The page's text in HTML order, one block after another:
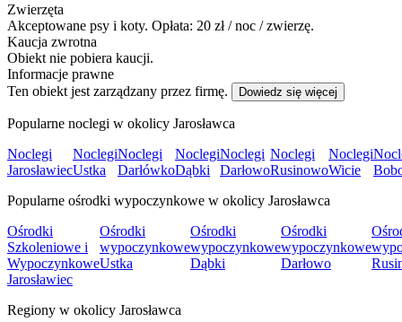
Zwierzęta
Akceptowane psy i koty. Opłata: 20 zł / noc / zwierzę.
Kaucja zwrotna
Obiekt nie pobiera kaucji.
Informacje prawne
Ten obiekt jest zarządzany przez firmę.
Dowiedz się więcej
Popularne noclegi w okolicy Jarosławca
Noclegi
Jarosławiec
Noclegi
Ustka
Noclegi
Darłówko
Noclegi
Dąbki
Noclegi
Darłowo
Noclegi
Rusinowo
Noclegi
Wicie
Popularne ośrodki wypoczynkowe w okolicy Jarosławca
Ośrodki
Szkoleniowe i
Wypoczynkowe
Jarosławiec
Ośrodki
wypoczynkowe
Ustka
Ośrodki
wypoczynkowe
Dąbki
Ośrodki
wypoczynkowe
Darłowo
Regiony w okolicy Jarosławca